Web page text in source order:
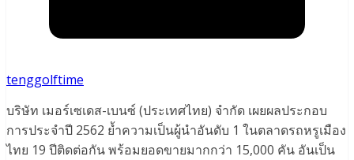
tenggolftime
บริษัท เมอร์เซเดส-เบนซ์ (ประเทศไทย) จำกัด เผยผลประกอบ
การประจำปี 2562 ย้ำความเป็นผู้นำอันดับ 1 ในตลาดรถหรูเมือง
ไทย 19 ปีติดต่อกัน พร้อมยอดขายมากกว่า 15,000 คัน อันเป็น